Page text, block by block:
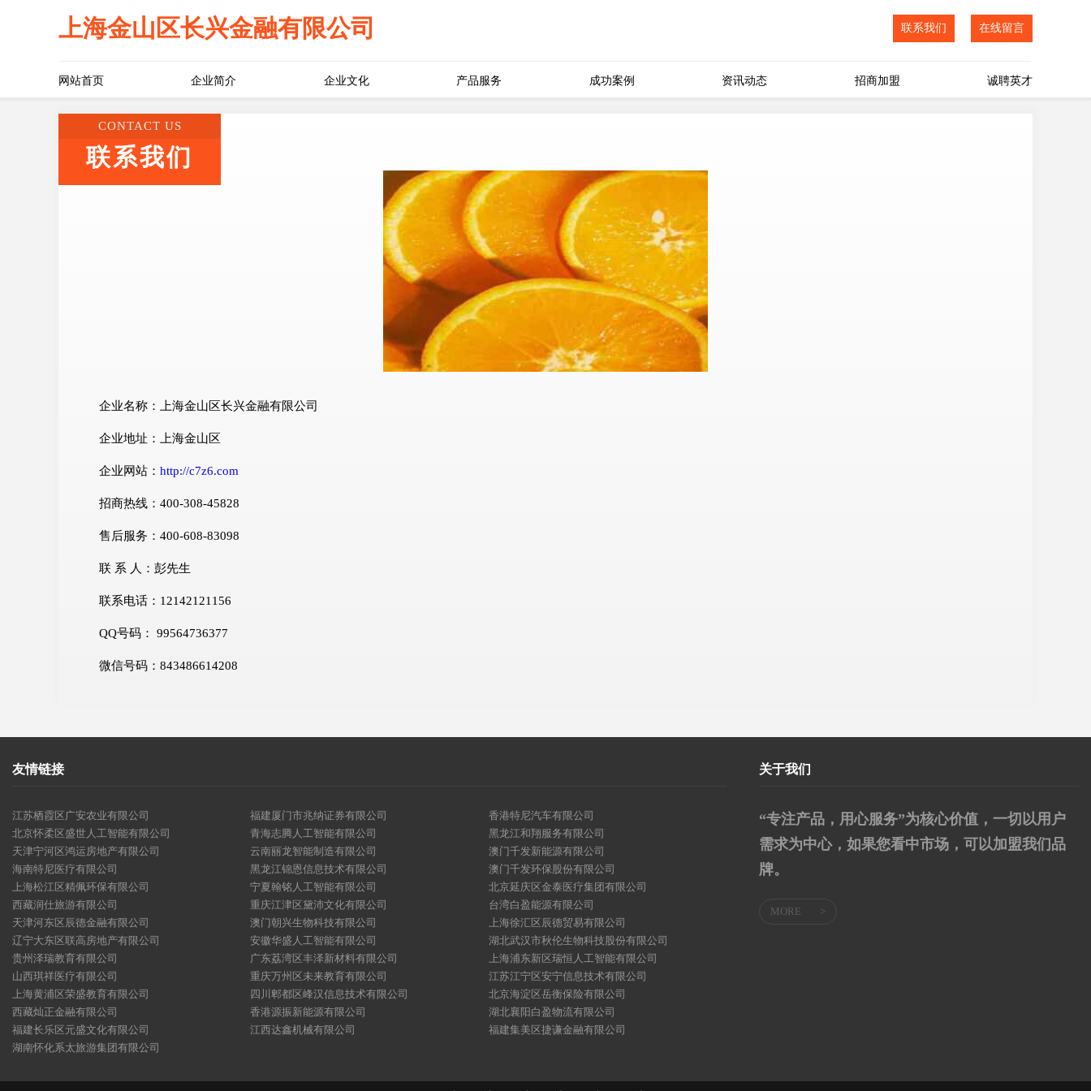
上海金山区长兴金融有限公司 联系我们 在线留言
网站首页 企业简介 企业文化 产品服务 成功案例 资讯动态 招商加盟 诚聘英才
CONTACT US
联系我们
企业名称：上海金山区长兴金融有限公司
企业地址：上海金山区
企业网站： http://c7z6.com
招商热线：400-308-45828
售后服务：400-608-83098
联 系 人：彭先生
联系电话：12142121156
QQ号码： 99564736377
微信号码：843486614208
友情链接
江苏栖霞区广安农业有限公司 福建厦门市兆纳证券有限公司
香港特尼汽车有限公司
北京怀柔区盛世人工智能有限公司
青海志腾人工智能有限公司
黑龙江和翔服务有限公司
天津宁河区鸿运房地产有限公司
云南丽龙智能制造有限公司
澳门千发新能源有限公司
海南特尼医疗有限公司
黑龙江锦恩信息技术有限公司
澳门千发环保股份有限公司
上海松江区精佩环保有限公司
宁夏翰铭人工智能有限公司
北京延庆区金泰医疗集团有限公司
西藏润仕旅游有限公司
重庆江津区黛沛文化有限公司
台湾白盈能源有限公司
天津河东区辰德金融有限公司
澳门朝兴生物科技有限公司
上海徐汇区辰德贸易有限公司
辽宁大东区联高房地产有限公司
安徽华盛人工智能有限公司
湖北武汉市秋伦生物科技股份有限公司
贵州泽瑞教育有限公司
广东荔湾区丰泽新材料有限公司
上海浦东新区瑞恒人工智能有限公司
山西琪祥医疗有限公司
重庆万州区未来教育有限公司
江苏江宁区安宁信息技术有限公司
上海黄浦区荣盛教育有限公司
四川郫都区峰汉信息技术有限公司
北京海淀区岳衡保险有限公司
西藏灿正金融有限公司
香港源振新能源有限公司
湖北襄阳白盈物流有限公司
福建长乐区元盛文化有限公司
江西达鑫机械有限公司
福建集美区捷谦金融有限公司
湖南怀化系太旅游集团有限公司
关于我们
“专注产品，用心服务”为核心价值，一切以用户
需求为中心，如果您看中市场，可以加盟我们品
牌。
MORE >